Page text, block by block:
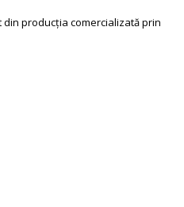
producția comercializată prin